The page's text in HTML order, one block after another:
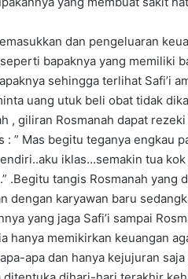
dan pengeluaran
bapaknya yang memiliki
sehingga terlihat Safi’i
uang utuk beli obat tidak
, giliran Rosmanah dapat
: ” Mas begitu teganya engkau
iklas…semakin tua
.Begitu tangis Rosmanah yang
dengan karyawan baru
yang jaga Safi’i sampai
hanya memikirkan keuangan
apa dan hanya kejujuran